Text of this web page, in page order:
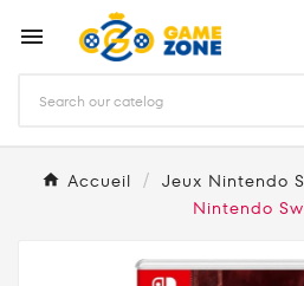

Accueil Jeux Nintendo
Nintendo